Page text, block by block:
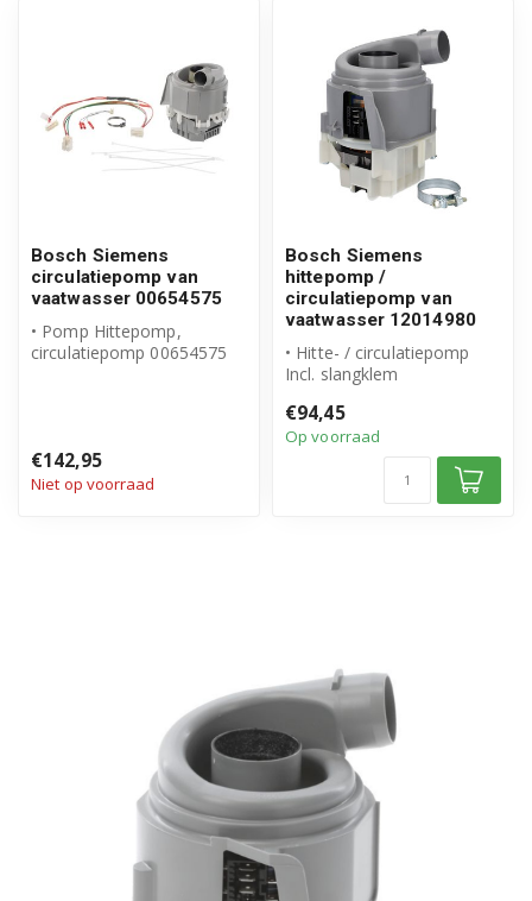
Bosch Siemens
circulatiepomp van
vaatwasser 00654575
• Pomp Hittepomp,
circulatiepomp 00654575
€142,95
Niet op voorraad
Bosch Siemens
hittepomp /
circulatiepomp van
vaatwasser 12014980
• Hitte- / circulatiepomp
Incl. slangklem
• Artikeln...
€94,45
Op voorraad